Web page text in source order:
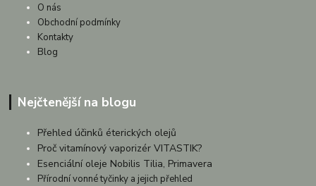
O nás
Obchodní podmínky
Kontakty
Blog
Nejčtenější na blogu
Přehled účinků éterických olejů
Proč vitamínový vaporizér VITASTIK?
Esenciální oleje Nobilis Tilia, Primavera
Přírodní vonné tyčinky a jejich přehled